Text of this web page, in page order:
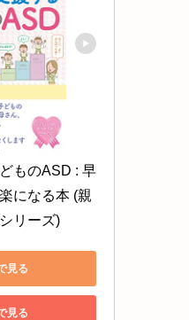
ものASD : 早
になる本 (親
リーズ)
見る
見る